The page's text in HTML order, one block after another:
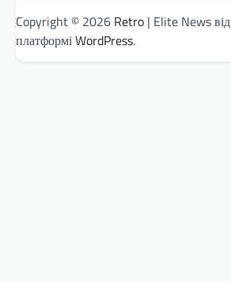
Copyright © 2026 Retro | Elite News від
платформіWordPress.